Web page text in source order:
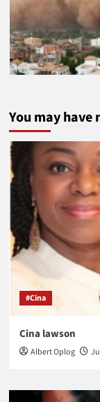
You may have
#Cina
Cina lawson
Albert Oplog